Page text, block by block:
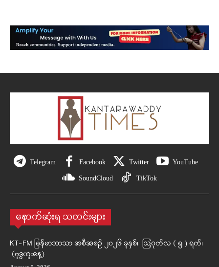
Telegram Facebook Twitter YouTube
SoundCloud TikTok
နောက်ဆုံးရ သတင်းများ
KT-FM မြန်မာဘာသာ အစီအစဉ် ၂၀၂၆ ခုနှစ်၊ ဩဂုတ်လ ( ၅ ) ရက်၊
(ဗုဒ္ဓဟူးနေ့)